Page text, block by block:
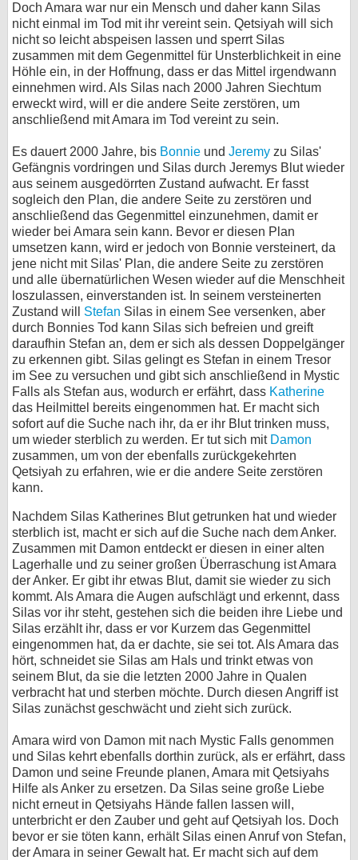
Doch Amara war nur ein Mensch und daher kann Silas
nicht einmal im Tod mit ihr vereint sein. Qetsiyah will sich
nicht so leicht abspeisen lassen und sperrt Silas
zusammen mit dem Gegenmittel für Unsterblichkeit in eine
Höhle ein, in der Hoffnung, dass er das Mittel irgendwann
einnehmen wird. Als Silas nach 2000 Jahren Siechtum
erweckt wird, will er die andere Seite zerstören, um
anschließend mit Amara im Tod vereint zu sein.
Es dauert 2000 Jahre, bis Bonnie und Jeremy zu Silas'
Gefängnis vordringen und Silas durch Jeremys Blut wieder
aus seinem ausgedörrten Zustand aufwacht. Er fasst
sogleich den Plan, die andere Seite zu zerstören und
anschließend das Gegenmittel einzunehmen, damit er
wieder bei Amara sein kann. Bevor er diesen Plan
umsetzen kann, wird er jedoch von Bonnie versteinert, da
jene nicht mit Silas' Plan, die andere Seite zu zerstören
und alle übernatürlichen Wesen wieder auf die Menschheit
loszulassen, einverstanden ist. In seinem versteinerten
Zustand will Stefan Silas in einem See versenken, aber
durch Bonnies Tod kann Silas sich befreien und greift
daraufhin Stefan an, dem er sich als dessen Doppelgänger
zu erkennen gibt. Silas gelingt es Stefan in einem Tresor
im See zu versuchen und gibt sich anschließend in Mystic
Falls als Stefan aus, wodurch er erfährt, dass Katherine
das Heilmittel bereits eingenommen hat. Er macht sich
sofort auf die Suche nach ihr, da er ihr Blut trinken muss,
um wieder sterblich zu werden. Er tut sich mit Damon
zusammen, um von der ebenfalls zurückgekehrten
Qetsiyah zu erfahren, wie er die andere Seite zerstören
kann.
Nachdem Silas Katherines Blut getrunken hat und wieder
sterblich ist, macht er sich auf die Suche nach dem Anker.
Zusammen mit Damon entdeckt er diesen in einer alten
Lagerhalle und zu seiner großen Überraschung ist Amara
der Anker. Er gibt ihr etwas Blut, damit sie wieder zu sich
kommt. Als Amara die Augen aufschlägt und erkennt, dass
Silas vor ihr steht, gestehen sich die beiden ihre Liebe und
Silas erzählt ihr, dass er vor Kurzem das Gegenmittel
eingenommen hat, da er dachte, sie sei tot. Als Amara das
hört, schneidet sie Silas am Hals und trinkt etwas von
seinem Blut, da sie die letzten 2000 Jahre in Qualen
verbracht hat und sterben möchte. Durch diesen Angriff ist
Silas zunächst geschwächt und zieht sich zurück.
Amara wird von Damon mit nach Mystic Falls genommen
und Silas kehrt ebenfalls dorthin zurück, als er erfährt, dass
Damon und seine Freunde planen, Amara mit Qetsiyahs
Hilfe als Anker zu ersetzen. Da Silas seine große Liebe
nicht erneut in Qetsiyahs Hände fallen lassen will,
unterbricht er den Zauber und geht auf Qetsiyah los. Doch
bevor er sie töten kann, erhält Silas einen Anruf von Stefan,
der Amara in seiner Gewalt hat. Er macht sich auf dem
Impressum
Desktop-Ansicht
myFanbase